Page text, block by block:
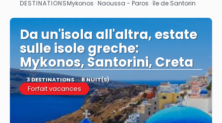
Afficher
DESTINATIONSMykonos · Naoussa - Paros · île de Santorin
Da un'isola all'altra, estate
sulle isole greche:
Mykonos, Santorini, Creta
3 DESTINATIONS 8 NUIT(S)
Forfait vacances